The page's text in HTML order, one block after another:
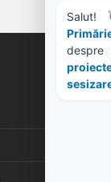
despre